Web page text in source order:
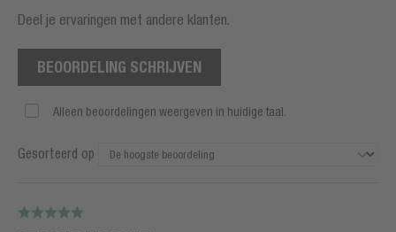
Deel je ervaringen met andere klanten.
BEOORDELING SCHRIJVEN
Alleen beoordelingen weergeven in huidige taal.
Gesorteerd op